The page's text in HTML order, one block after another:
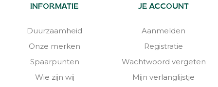
INFORMATIE
Duurzaamheid
Onze merken
Spaarpunten
Wie zijn wij
JE ACCOUNT
Aanmelden
Registratie
Wachtwoord vergeten
Mijn verlanglijstje